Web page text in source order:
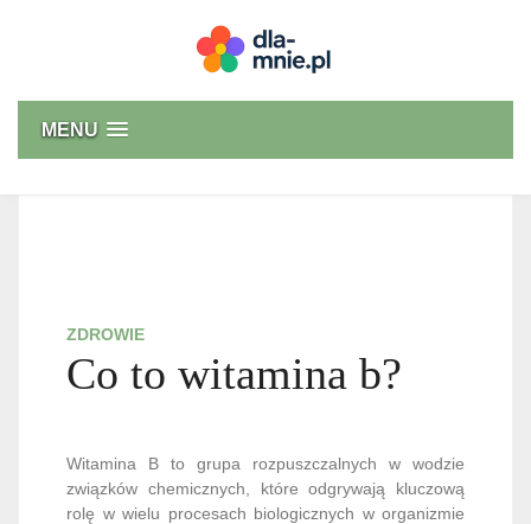
MENU
ZDROWIE
Co to witamina b?
Witamina B to grupa rozpuszczalnych w wodzie
związków chemicznych, które odgrywają kluczową
rolę w wielu procesach biologicznych w organizmie